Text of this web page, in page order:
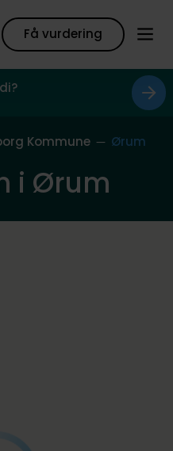
Få vurdering
Kommune Ørum
i Ørum